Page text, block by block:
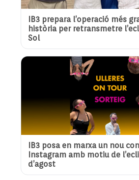
IB3 prepara l’operació més
història per retransmetre
Sol
IB3 posa en marxa un nou
Instagram amb motiu de
d’agost